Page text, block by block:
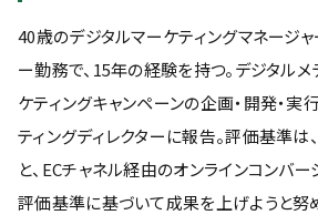
40歳のデジタルマーケティングマネージ
ー勤務で、15年の経験を持つ。デジタル
ケティングキャンペーンの企画・開発・実
ティングディレクターに報告。評価基準は
と、ECチャネル経由のオンラインコンバー
評価基準に基づいて成果を上げようと努